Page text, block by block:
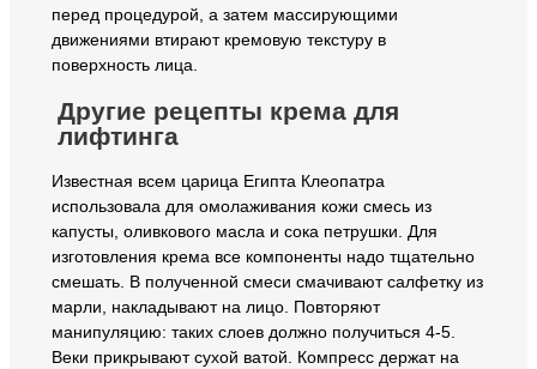
перед процедурой, а затем массирующими
движениями втирают кремовую текстуру в
поверхность лица.
Другие рецепты крема для
лифтинга
Известная всем царица Египта Клеопатра
использовала для омолаживания кожи смесь из
капусты, оливкового масла и сока петрушки. Для
изготовления крема все компоненты надо тщательно
смешать. В полученной смеси смачивают салфетку из
марли, накладывают на лицо. Повторяют
манипуляцию: таких слоев должно получиться 4-5.
Веки прикрывают сухой ватой. Компресс держат на